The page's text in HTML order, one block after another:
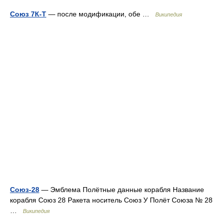
Союз 7К-Т — после модификации, обе … Википедия
Союз-28 — Эмблема Полётные данные корабля Название
корабля Союз 28 Ракета носитель Союз У Полёт Союза № 28
Википедия